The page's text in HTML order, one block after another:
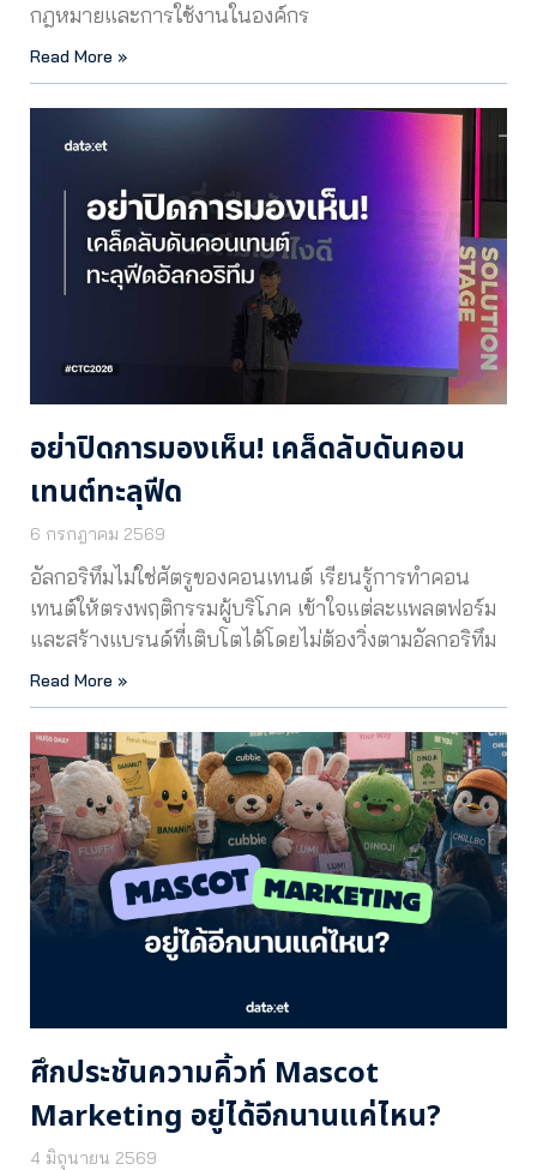
กฎหมายและการใช้งานในองค์กร
Read More »
อย่าปิดการมองเห็น! เคล็ดลับดันคอน
เทนต์ทะลุฟีด
6 กรกฎาคม 2569
อัลกอริทึมไม่ใช่ศัตรูของคอนเทนต์ เรียนรู้การทำคอน
เทนต์ให้ตรงพฤติกรรมผู้บริโภค เข้าใจแต่ละแพลตฟอร์ม
และสร้างแบรนด์ที่เติบโตได้โดยไม่ต้องวิ่งตามอัลกอริทึม
Read More »
ศึกประชันความคิ้วท์ Mascot
Marketing อยู่ได้อีกนานแค่ไหน?
4 มิถุนายน 2569